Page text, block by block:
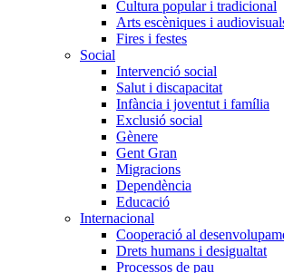
Cultura popular i tradicional
Arts escèniques i
Fires i festes
Social
Intervenció social
Salut i discapacitat
Infància i joventut i família
Exclusió social
Gènere
Gent Gran
Migracions
Dependència
Educació
Internacional
Cooperació al
Drets humans i desigualtat
Processos de pau